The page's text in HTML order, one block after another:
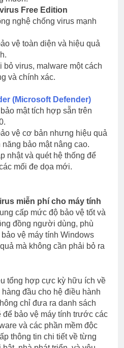
Free Edition
nghệ chống virus mạnh
vệ toàn diện và hiệu quả
bỏ virus, malware một cách
và chính xác.
(Microsoft Defender)
mật tích hợp sẵn trên
vệ cơ bản nhưng hiệu quả
bảo mật nâng cao.
nhật và quét hệ thống để
mối đe dọa mới.
miễn phí cho máy tính
cấp mức độ bảo vệ tốt và
đồng người dùng, phù
vệ máy tính Windows
mà không cần phải bỏ ra
tổng hợp cực kỳ hữu ích về
đầu cho hệ điều hành
chỉ đưa ra danh sách
để bảo vệ máy tính trước các
và các phần mềm độc
thông tin chi tiết về từng